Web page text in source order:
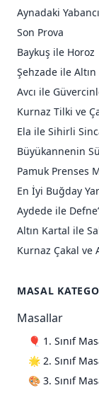
Aynadaki Yabancı
Son Prova
Baykuş ile Horoz
Şehzade ile Altın
Avcı ile
Kurnaz Tilki ve
Ela ile Sihirli
Büyükannenin
Pamuk Prenses
En İyi Buğday
Aydede ile
Altın Kartal ile
Kurnaz Çakal ve
MASAL
Masallar
🎈 1. Sınıf
🌟 2. Sınıf
🎨 3. Sınıf